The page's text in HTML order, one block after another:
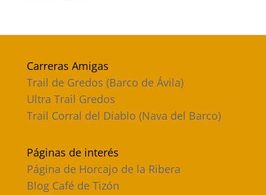
Carreras Amigas
Trail de Gredos (Barco de Ávila)
Ultra Trail Gredos
Trail Corral del Diablo (Nava del Barco)
Páginas de interés
Página de Horcajo de la Ribera
Blog Café de Tizón